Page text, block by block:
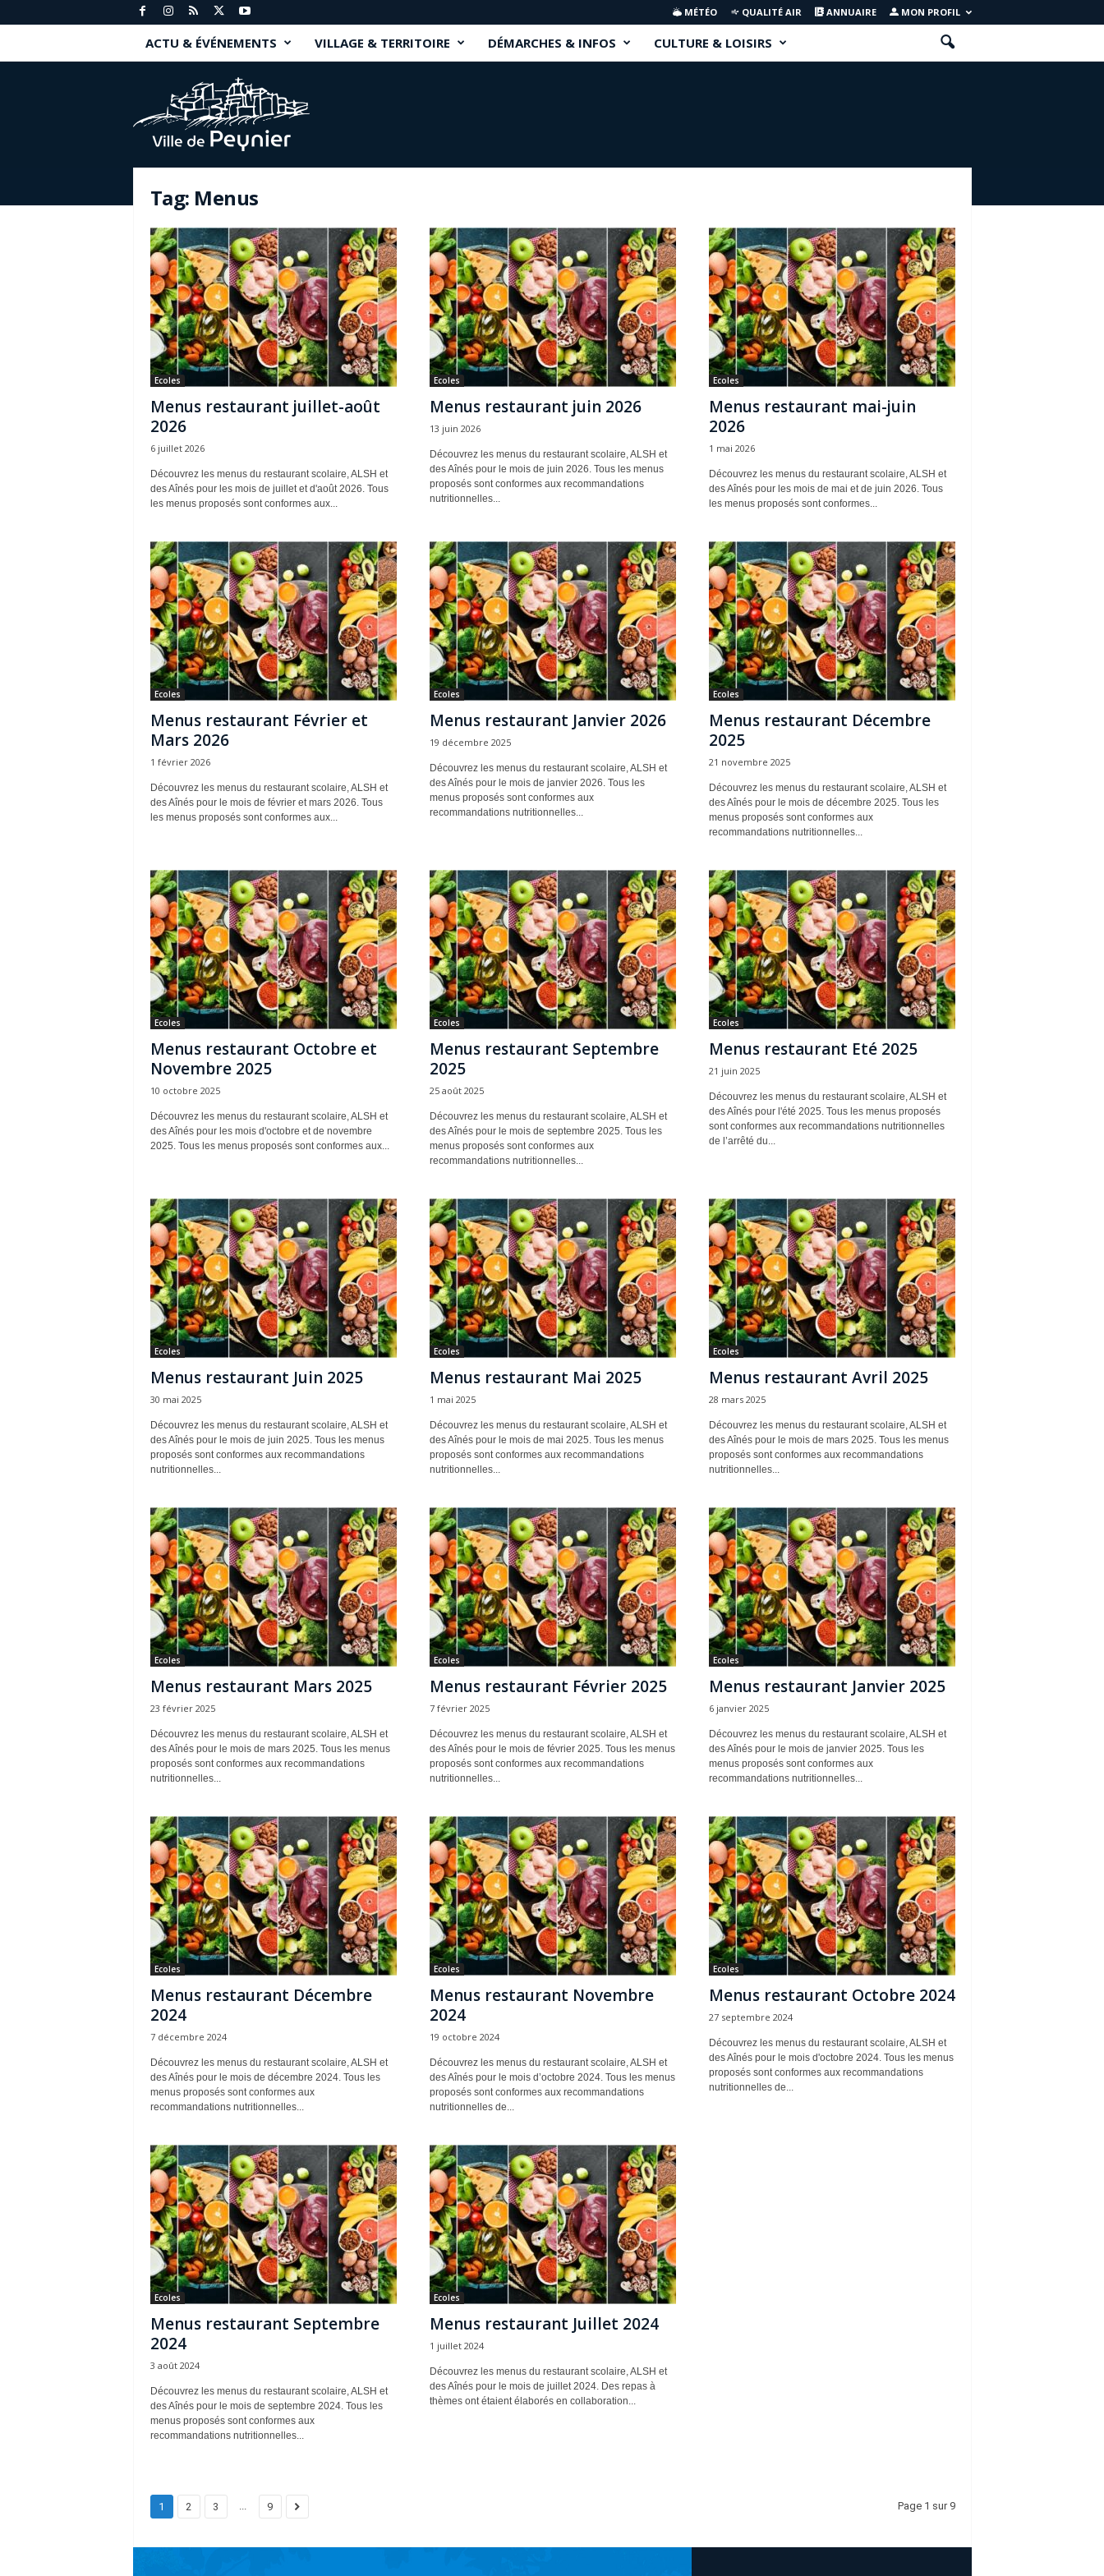
MÉTÉO QUALITÉ AIR ANNUAIRE MON PROFIL
ACTU & ÉVÉNEMENTS VILLAGE & TERRITOIRE DÉMARCHES & INFOS CULTURE & LOISIRS
n
Tag: Menus
Ecoles
Menus restaurant juillet-août
2026
6 juillet 2026
Découvrez les menus du restaurant scolaire, ALSH et
des Aînés pour les mois de juillet et d'août 2026. Tous
les menus proposés sont conformes aux...
Ecoles
Menus restaurant juin 2026
13 juin 2026
Découvrez les menus du restaurant scolaire, ALSH et
des Aînés pour le mois de juin 2026. Tous les menus
proposés sont conformes aux recommandations
nutritionnelles...
Ecoles
Menus restaurant mai-juin
2026
1 mai 2026
Découvrez les menus du restaurant scolaire, ALSH et
des Aînés pour les mois de mai et de juin 2026. Tous
les menus proposés sont conformes...
Ecoles
Menus restaurant Février et
Mars 2026
1 février 2026
Découvrez les menus du restaurant scolaire, ALSH et
des Aînés pour le mois de février et mars 2026. Tous
les menus proposés sont conformes aux...
Ecoles
Menus restaurant Janvier 2026
19 décembre 2025
Découvrez les menus du restaurant scolaire, ALSH et
des Aînés pour le mois de janvier 2026. Tous les
menus proposés sont conformes aux
recommandations nutritionnelles...
Ecoles
Menus restaurant Décembre
2025
21 novembre 2025
Découvrez les menus du restaurant scolaire, ALSH et
des Aînés pour le mois de décembre 2025. Tous les
menus proposés sont conformes aux
recommandations nutritionnelles...
Ecoles
Menus restaurant Octobre et
Novembre 2025
10 octobre 2025
Découvrez les menus du restaurant scolaire, ALSH et
des Aînés pour les mois d'octobre et de novembre
2025. Tous les menus proposés sont conformes aux...
Ecoles
Menus restaurant Septembre
2025
25 août 2025
Découvrez les menus du restaurant scolaire, ALSH et
des Aînés pour le mois de septembre 2025. Tous les
menus proposés sont conformes aux
recommandations nutritionnelles...
Ecoles
Menus restaurant Eté 2025
21 juin 2025
Découvrez les menus du restaurant scolaire, ALSH et
des Aînés pour l'été 2025. Tous les menus proposés
sont conformes aux recommandations nutritionnelles
de l’arrêté du...
Ecoles
Menus restaurant Juin 2025
30 mai 2025
Découvrez les menus du restaurant scolaire, ALSH et
des Aînés pour le mois de juin 2025. Tous les menus
proposés sont conformes aux recommandations
nutritionnelles...
Ecoles
Menus restaurant Mai 2025
1 mai 2025
Découvrez les menus du restaurant scolaire, ALSH et
des Aînés pour le mois de mai 2025. Tous les menus
proposés sont conformes aux recommandations
nutritionnelles...
Ecoles
Menus restaurant Avril 2025
28 mars 2025
Découvrez les menus du restaurant scolaire, ALSH et
des Aînés pour le mois de mars 2025. Tous les menus
proposés sont conformes aux recommandations
nutritionnelles...
Ecoles
Menus restaurant Mars 2025
23 février 2025
Découvrez les menus du restaurant scolaire, ALSH et
des Aînés pour le mois de mars 2025. Tous les menus
proposés sont conformes aux recommandations
nutritionnelles...
Ecoles
Menus restaurant Février 2025
7 février 2025
Découvrez les menus du restaurant scolaire, ALSH et
des Aînés pour le mois de février 2025. Tous les menus
proposés sont conformes aux recommandations
nutritionnelles...
Ecoles
Menus restaurant Janvier 2025
6 janvier 2025
Découvrez les menus du restaurant scolaire, ALSH et
des Aînés pour le mois de janvier 2025. Tous les
menus proposés sont conformes aux
recommandations nutritionnelles...
Ecoles
Menus restaurant Décembre
2024
7 décembre 2024
Découvrez les menus du restaurant scolaire, ALSH et
des Aînés pour le mois de décembre 2024. Tous les
menus proposés sont conformes aux
recommandations nutritionnelles...
Ecoles
Menus restaurant Novembre
2024
19 octobre 2024
Découvrez les menus du restaurant scolaire, ALSH et
des Aînés pour le mois d’octobre 2024. Tous les menus
proposés sont conformes aux recommandations
nutritionnelles de...
Ecoles
Menus restaurant Octobre 2024
27 septembre 2024
Découvrez les menus du restaurant scolaire, ALSH et
des Aînés pour le mois d'octobre 2024. Tous les menus
proposés sont conformes aux recommandations
nutritionnelles de...
Ecoles
Menus restaurant Septembre
2024
3 août 2024
Découvrez les menus du restaurant scolaire, ALSH et
des Aînés pour le mois de septembre 2024. Tous les
menus proposés sont conformes aux
recommandations nutritionnelles...
Ecoles
Menus restaurant Juillet 2024
1 juillet 2024
Découvrez les menus du restaurant scolaire, ALSH et
des Aînés pour le mois de juillet 2024. Des repas à
thèmes ont étaient élaborés en collaboration...
1 2 3 ... 9 Page 1 sur 9